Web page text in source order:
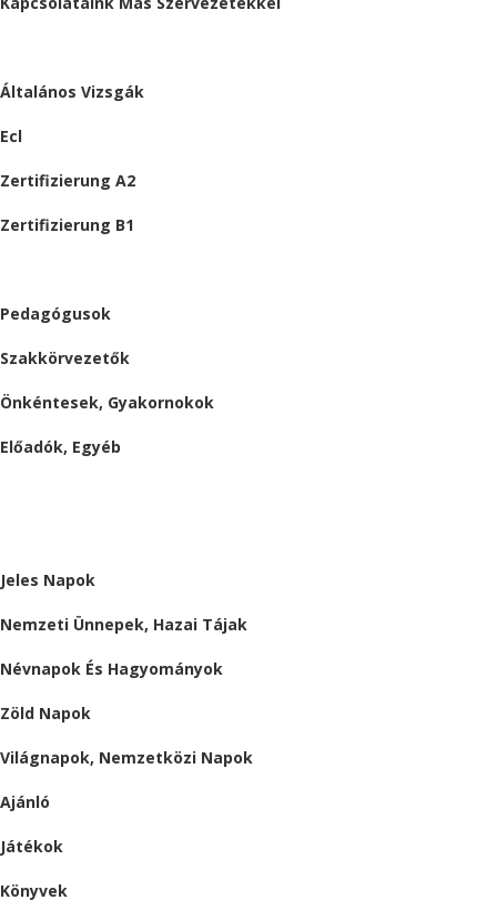
Általános Vizsgák
Ecl
Zertifizierung A2
Zertifizierung B1
Pedagógusok
Szakkörvezetők
Önkéntesek, Gyakornokok
Előadók, Egyéb
Jeles Napok
Nemzeti Ünnepek, Hazai Tájak
Névnapok És Hagyományok
Zöld Napok
Világnapok, Nemzetközi Napok
Ajánló
Játékok
Könyvek